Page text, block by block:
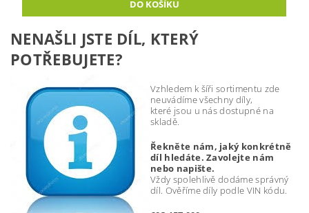
NENAŠLI JSTE DÍL, KTERÝ
POTŘEBUJETE?
Vzhledem k šíři sortimentu zde
neuvádíme všechny díly,
které jsou u nás dostupné na
skladě.
Řekněte nám, jaký konkrétně
díl hledáte. Zavolejte nám
nebo napište.
Vždy spolehlivě dodáme správný
díl. Ověříme díly podle VIN kódu.